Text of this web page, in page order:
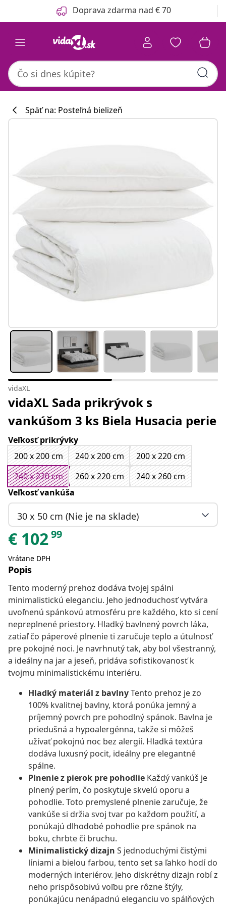
Predchádzajúce Doprava zdarma nad € 70
Späť na: Posteľná bielizeň
vidaXL
vidaXL Sada prikrývok s
vankúšom 3 ks Biela Husacia perie
Veľkosť prikrývky
200 x 200 cm
240 x 200 cm
200 x 220 cm
240 x 220 cm
260 x 220 cm
240 x 260 cm
Veľkosť vankúša
30 x 50 cm (Nie je na sklade)
€ 10299
Vrátane DPH
Popis
Tento moderný prehoz dodáva tvojej spálni
minimalistickú eleganciu. Jeho jednoduchosť vytvára
uvoľnenú spánkovú atmosféru pre každého, kto si cení
nepreplnené priestory. Hladký bavlnený povrch láka,
zatiaľ čo páperové plnenie ti zaručuje teplo a útulnosť
pre pokojné noci. Je navrhnutý tak, aby bol všestranný,
a ideálny na jar a jeseň, pridáva sofistikovanosť k
tvojmu minimalistickému interiéru.
Hladký materiál z bavlnyTento prehoz je zo
100% kvalitnej bavlny, ktorá ponúka jemný a
príjemný povrch pre pohodlný spánok. Bavlna je
priedušná a hypoalergénna, takže si môžeš
užívať pokojnú noc bez alergií. Hladká textúra
dodáva luxusný pocit, ideálny pre elegantné
spálne.
Plnenie z pierok pre pohodlie Každý vankúš je
plnený perím, čo poskytuje skvelú oporu a
pohodlie. Toto premyslené plnenie zaručuje, že
vankúše si držia svoj tvar po každom použití, a
ponúkajú dlhodobé pohodlie pre spánok na
boku, chrbte či bruchu.
Minimalistický dizajn S jednoduchými čistými
líniami a bielou farbou, tento set sa ľahko hodí do
moderných interiérov. Jeho diskrétny dizajn robí z
neho prispôsobivú voľbu pre rôzne štýly,
ponúkajúcu nenápadnú eleganciu vo spálňových